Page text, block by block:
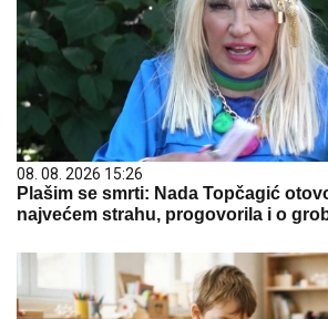
08. 08. 2026 15:26
Plašim se smrti: Nada Topčagić
najvećem strahu, progovorila i o